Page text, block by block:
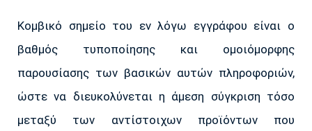
Κομβικό σημείο του εν λόγω εγγράφου είναι ο
βαθμός τυποποίησης και ομοιόμορφης
παρουσίασης των βασικών αυτών πληροφοριών,
ώστε να διευκολύνεται η άμεση σύγκριση τόσο
μεταξύ των αντίστοιχων προϊόντων που